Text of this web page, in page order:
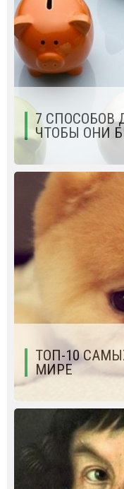
7 СПОСОБОВ
ЧТОБЫ ОНИ
ТОП-10
МИРЕ